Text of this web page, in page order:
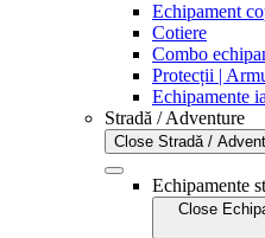
Echipament
Cotiere
Combo
Protecții |
Echipamente
Stradă / Adventure
Close Stradă /
Echipamente
Close